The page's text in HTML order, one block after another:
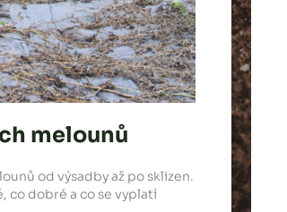
melounů
od výsadby až po sklizen.
co dobré a co se vyplatí